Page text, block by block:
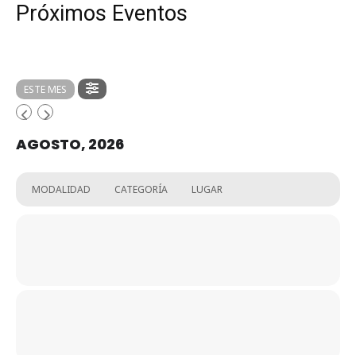
Próximos Eventos
ESTE MES
AGOSTO, 2026
MODALIDAD CATEGORÍA LUGAR